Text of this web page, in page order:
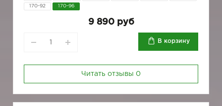
170-92 170-96
9 890 руб
В корзину
Читать отзывы 0